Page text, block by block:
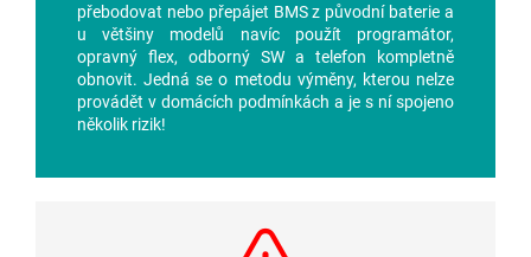
přebodovat nebo přepájet BMS z původní baterie a
u většiny modelů navíc použít programátor,
opravný flex, odborný SW a telefon kompletně
obnovit. Jedná se o metodu výměny, kterou nelze
provádět v domácích podmínkách a je s ní spojeno
několik rizik!